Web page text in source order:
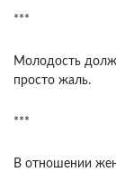
***
Молодость
просто жаль.
***
В отношении